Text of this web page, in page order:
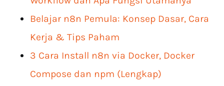
Belajar n8n Pemula: Konsep Dasar, Cara
Kerja & Tips Paham
3 Cara Install n8n via Docker, Docker
Compose dan npm (Lengkap)